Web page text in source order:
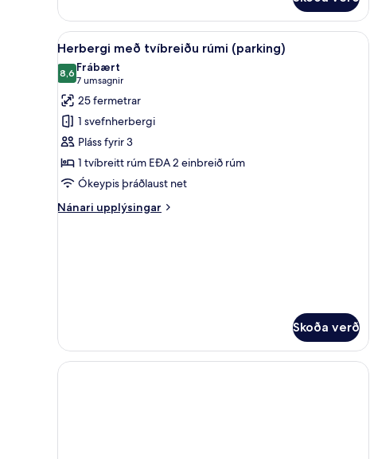
Transfer
to
the
Skoða
allar
myndir
fyrir
Herbergi
með
tvíbreiðu
rúmi
(parking)
Rúmföt af bestu gerð,
8
Herbergi með tvíbreiðu rúmi (parking)
8,68,6 af 10
Frábært
7 umsagnir
(7
umsagnir)
25 fermetrar
1 svefnherbergi
Pláss fyrir 3
1 tvíbreitt rúm EÐA 2 einbreið rúm
Ókeypis þráðlaust net
Nánari upplýsingar
Nánari
Skoða verð